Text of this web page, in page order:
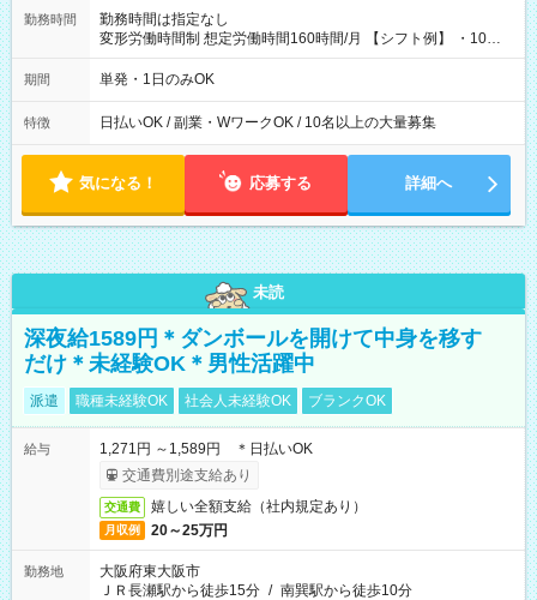
勤務時間
勤務時間は指定なし
変形労働時間制 想定労働時間160時間/月 【シフト例】 ・10：
00～20：00
期間 単発・1日のみOK
特徴 日払いOK / 副業・WワークOK / 10名以上の大量募集
気になる！ 応募する 詳細へ
未読
深夜給1589円＊ダンボールを開けて中身を移す
だけ＊未経験OK＊男性活躍中
派遣 職種未経験OK 社会人未経験OK ブランクOK
給与
1,271円 ～1,589円 ＊日払いOK
交通費別途支給あり
交通費 嬉しい全額支給（社内規定あり）
月収例 20～25万円
勤務地
大阪府東大阪市
ＪＲ長瀬駅から徒歩15分 / 南巽駅から徒歩10分